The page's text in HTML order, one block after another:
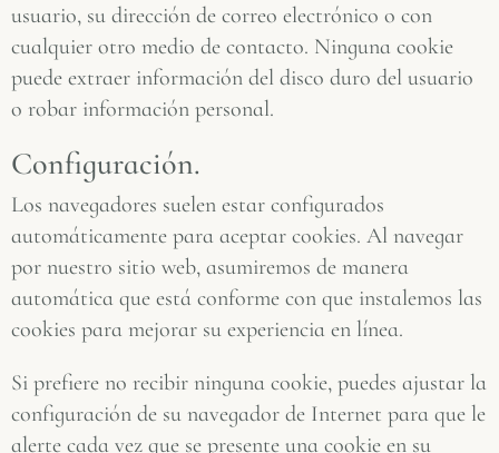
usuario, su dirección de correo electrónico o con
cualquier otro medio de contacto. Ninguna cookie
puede extraer información del disco duro del usuario
o robar información personal.
Configuración.
Los navegadores suelen estar configurados
automáticamente para aceptar cookies. Al navegar
por nuestro sitio web, asumiremos de manera
automática que está conforme con que instalemos las
cookies para mejorar su experiencia en línea.
Si prefiere no recibir ninguna cookie, puedes ajustar la
configuración de su navegador de Internet para que le
alerte cada vez que se presente una cookie en su